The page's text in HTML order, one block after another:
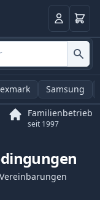
Anmelden
Samsung
Familienbetrieb
seit 1997